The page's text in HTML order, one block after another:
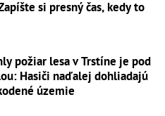
si presný čas, kedy to
požiar lesa v Trstíne je pod
Hasiči naďalej dohliadajú
územie